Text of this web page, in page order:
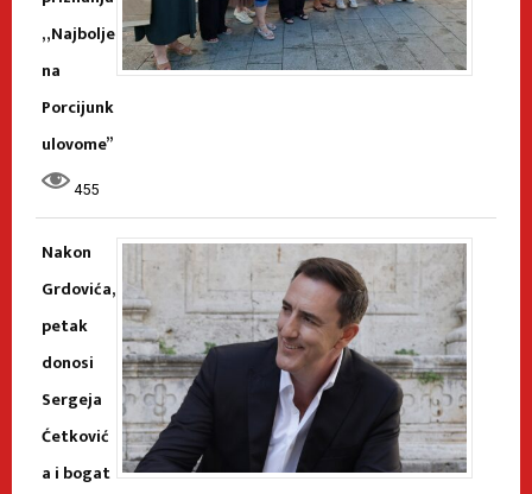
„Najbolje
na
Porcijunk
ulovome”
455
Nakon
Grdovića,
petak
donosi
Sergeja
Ćetković
a i bogat